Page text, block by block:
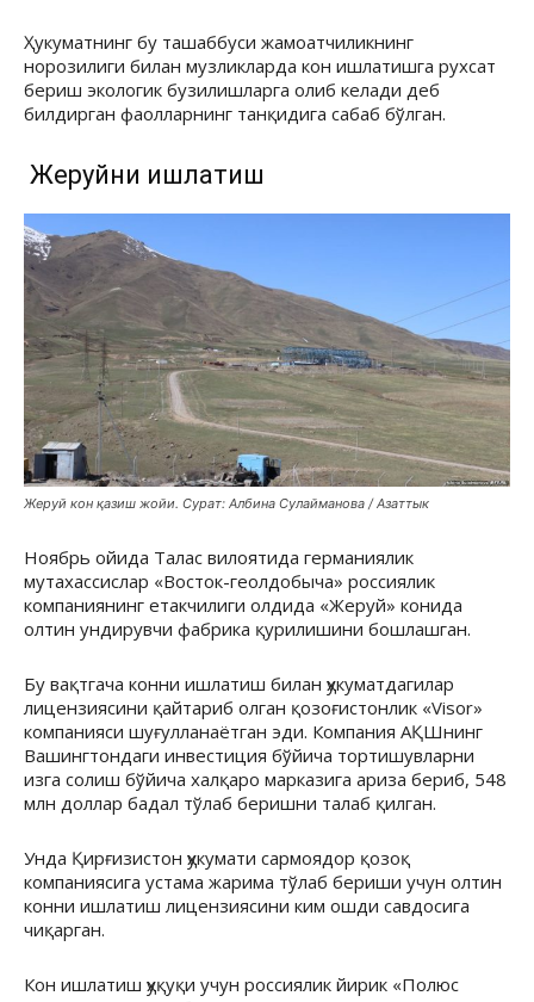
Ҳукуматнинг бу ташаббуси жамоатчиликнинг
норозилиги билан музликларда кон ишлатишга рухсат
бериш экологик бузилишларга олиб келади деб
билдирган фаолларнинг танқидига сабаб бўлган.
Жеруйни ишлатиш
Жеруй кон қазиш жойи. Сурат: Албина Сулайманова / Азаттык
Ноябрь ойида Талас вилоятида германиялик
мутахассислар «Восток-геолдобыча» россиялик
компаниянинг етакчилиги олдида «Жеруй» конида
олтин ундирувчи фабрика қурилишини бошлашган.
Бу вақтгача конни ишлатиш билан ҳукуматдагилар
лицензиясини қайтариб олган қозоғистонлик «Visor»
компанияси шуғулланаётган эди. Компания АҚШнинг
Вашингтондаги инвестиция бўйича тортишувларни
изга солиш бўйича халқаро марказига ариза бериб, 548
млн доллар бадал тўлаб беришни талаб қилган.
Унда Қирғизистон ҳукумати сармоядор қозоқ
компаниясига устама жарима тўлаб бериши учун олтин
конни ишлатиш лицензиясини ким ошди савдосига
чиқарган.
Кон ишлатиш ҳуқуқи учун россиялик йирик «Полюс